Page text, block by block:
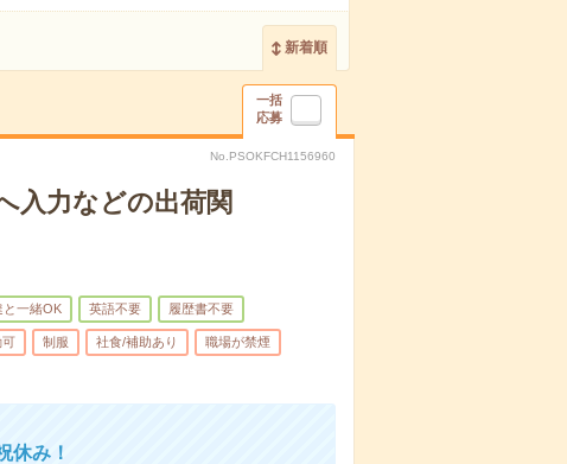
新着順
一括
応募
No.PSOKFCH1156960
入力などの出荷関
と一緒OK 英語不要 履歴書不要
制服 社食/補助あり 職場が禁煙
休み！